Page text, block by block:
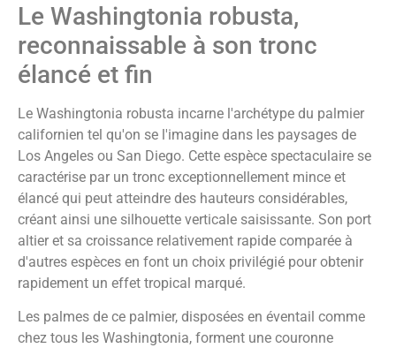
Le Washingtonia robusta,
reconnaissable à son tronc
élancé et fin
Le Washingtonia robusta incarne l'archétype du palmier
californien tel qu'on se l'imagine dans les paysages de
Los Angeles ou San Diego. Cette espèce spectaculaire se
caractérise par un tronc exceptionnellement mince et
élancé qui peut atteindre des hauteurs considérables,
créant ainsi une silhouette verticale saisissante. Son port
altier et sa croissance relativement rapide comparée à
d'autres espèces en font un choix privilégié pour obtenir
rapidement un effet tropical marqué.
Les palmes de ce palmier, disposées en éventail comme
chez tous les Washingtonia, forment une couronne